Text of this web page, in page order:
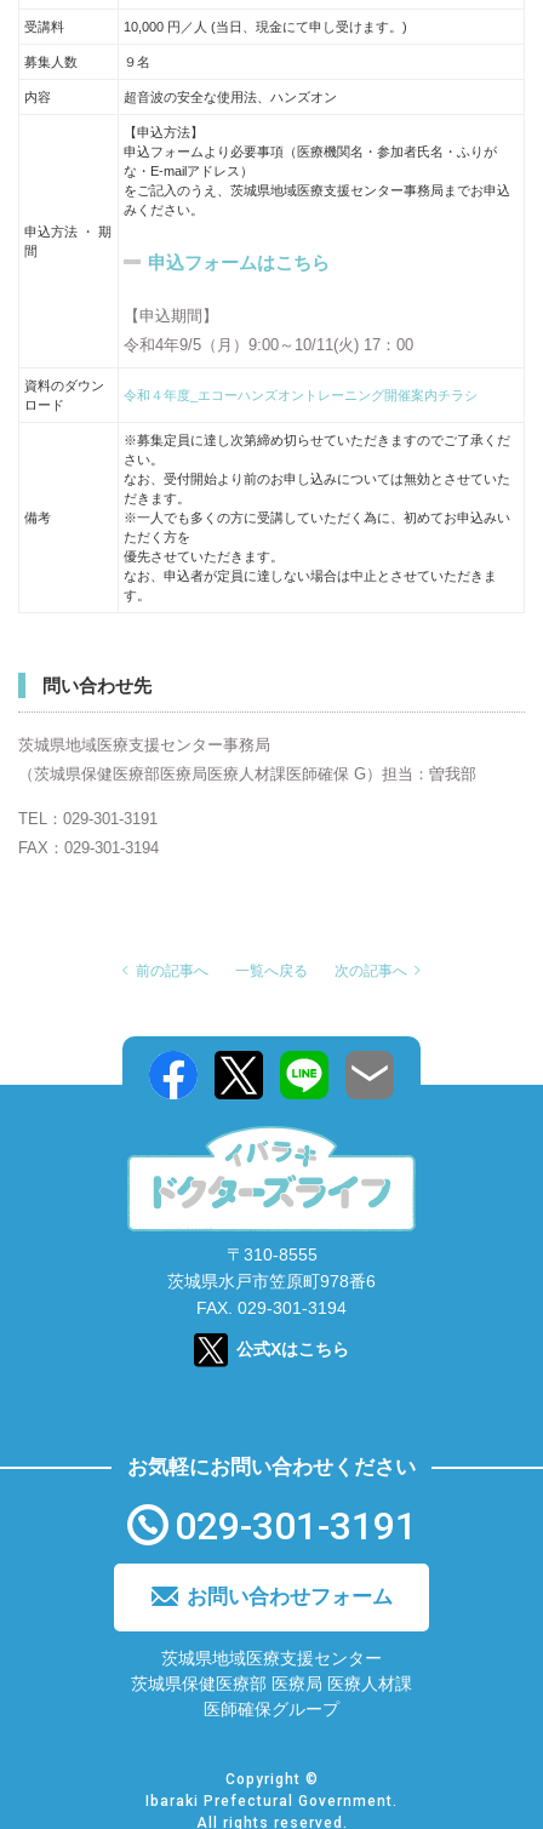
受講料 10,000 円／人 (当日、現金にて申し受けます。)
募集人数 ９名
内容 超音波の安全な使用法、ハンズオン
申込方法 ・ 期
間
【申込方法】
申込フォームより必要事項（医療機関名・参加者氏名・ふりが
な・E-mailアドレス）
をご記入のうえ、茨城県地域医療支援センター事務局までお申込
みください。
申込フォームはこちら
【申込期間】
令和4年9/5（月）9:00～10/11(火) 17：00
資料のダウン
ロード
令和４年度_エコーハンズオントレーニング開催案内チラシ
備考
※募集定員に達し次第締め切らせていただきますのでご了承くだ
さい。
なお、受付開始より前のお申し込みについては無効とさせていた
だきます。
※一人でも多くの方に受講していただく為に、初めてお申込みい
ただく方を
優先させていただきます。
なお、申込者が定員に達しない場合は中止とさせていただきま
す。
問い合わせ先
茨城県地域医療支援センター事務局
（茨城県保健医療部医療局医療人材課医師確保 G）担当：曽我部
TEL：029-301-3191
FAX：029-301-3194
前の記事へ 一覧へ戻る 次の記事へ
〒310-8555
茨城県水戸市笠原町978番6
FAX. 029-301-3194
公式Xはこちら
お気軽にお問い合わせください
029-301-3191
お問い合わせフォーム
茨城県地域医療支援センター
茨城県保健医療部 医療局 医療人材課
医師確保グループ
Copyright ©
Ibaraki Prefectural Government.
All rights reserved.